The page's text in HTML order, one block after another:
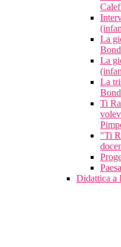
La
La
La
Ti
"Ti
Didattica a